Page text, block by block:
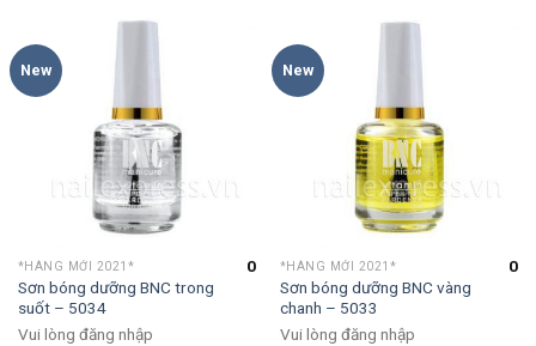
New
*HÀNG MỚI 2021*
Sơn bóng dưỡng BNC trong
suốt – 5034
0
Vui lòng đăng nhập
New
*HÀNG MỚI 2021*
Sơn bóng dưỡng BNC vàng
chanh – 5033
0
Vui lòng đăng nhập